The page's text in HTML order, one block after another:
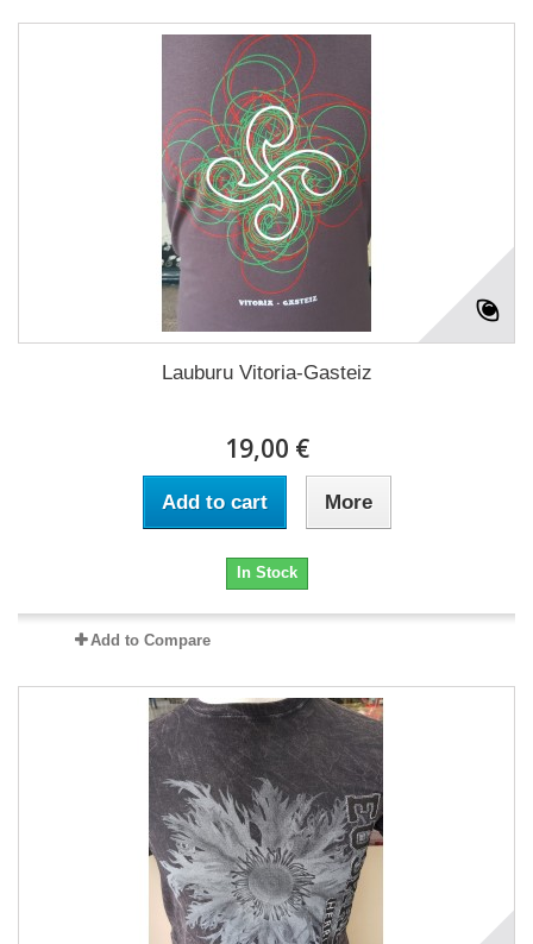
Lauburu Vitoria-Gasteiz
19,00 €
Add to cart More
In Stock
Add to Compare